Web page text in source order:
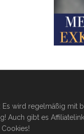
wird regelmäßig mit
Auch gibt es